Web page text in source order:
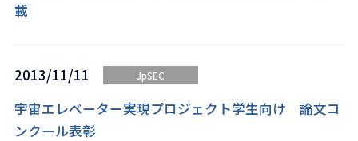
載
2013/11/11 JpSEC
宇宙エレベーター実現プロジェクト学生向け 論文コ
ンクール表彰